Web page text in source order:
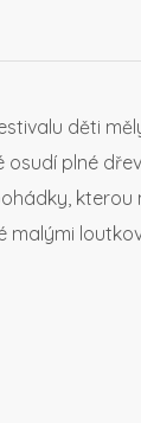
děti
plné
kterou
malými